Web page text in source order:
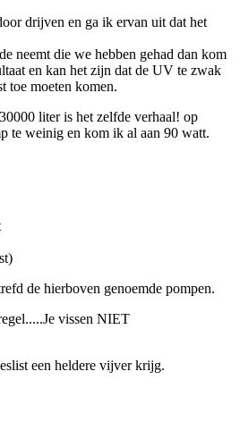
drijven en ga ik ervan uit dat het
neemt die we hebben gehad dan kom
en kan het zijn dat de UV te zwak
toe moeten komen.
liter is het zelfde verhaal! op
te weinig en kom ik al aan 90 watt.
de hierboven genoemde pompen.
vissen NIET
een heldere vijver krijg.